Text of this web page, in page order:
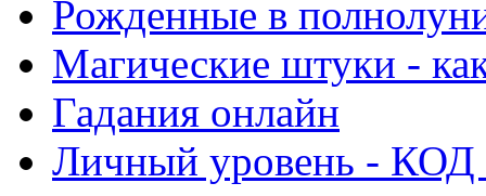
Рожденные в
Магические штуки -
Гадания онлайн
Личный уровень - КОД